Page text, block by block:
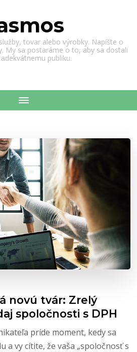
tovar alebo výrobky. Napíšte o
My sa postaráme o to, aby sa dostali
publiku.
novú tvár: Zrelý
spoločnosti s DPH
príde moment, kedy sa
a vy cítite, že vaša „spoločnosť s